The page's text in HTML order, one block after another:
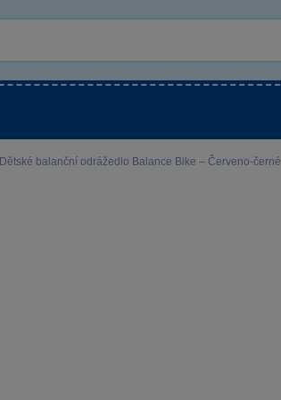
Dětské balanční odrážedlo Balance Bike – Červeno-černé